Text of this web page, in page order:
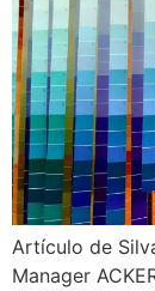
Artículo de
Manager